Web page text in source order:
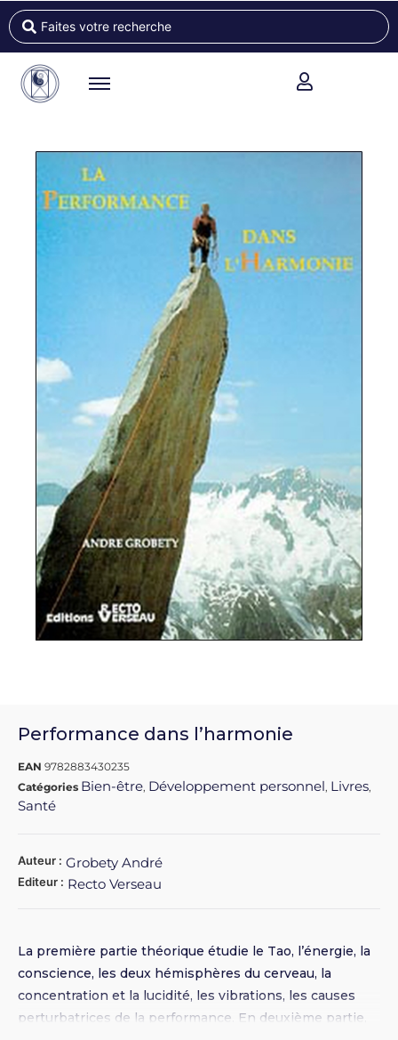
Performance dans l’harmonie
EAN 9782883430235
Catégories Bien-être, Développement personnel, Livres,
Santé
Auteur : Grobety André
Editeur : Recto Verseau
La première partie théorique étudie le Tao, l’énergie, la
conscience, les deux hémisphères du cerveau, la
concentration et la lucidité, les vibrations, les causes
perturbatrices de la performance. En deuxième partie,